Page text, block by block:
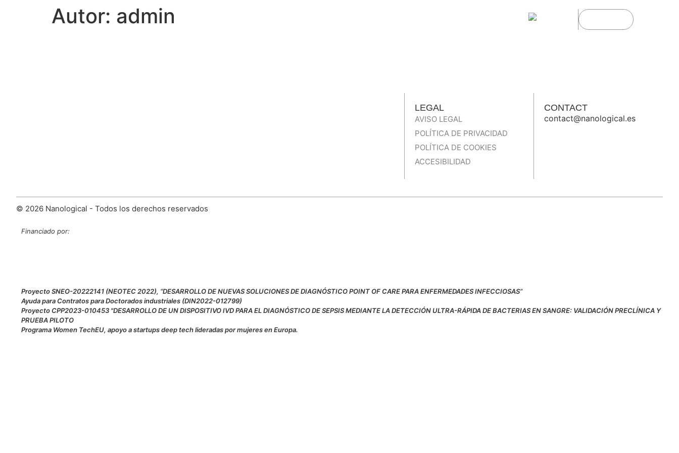
Autor: admin
LEGAL
AVISO LEGAL
POLÍTICA DE PRIVACIDAD
POLÍTICA DE COOKIES
ACCESIBILIDAD
CONTACT
contact@nanological.es
© 2026 Nanological - Todos los derechos reservados
Financiado por:
Proyecto SNEO-20222141 (NEOTEC 2022), “DESARROLLO DE NUEVAS SOLUCIONES DE DIAGNÓSTICO POINT OF CARE PARA ENFERMEDADES INFECCIOSAS”
Ayuda para Contratos para Doctorados industriales (DIN2022-012799)
Proyecto CPP2023-010453 "DESARROLLO DE UN DISPOSITIVO IVD PARA EL DIAGNÓSTICO DE SEPSIS MEDIANTE LA DETECCIÓN ULTRA-RÁPIDA DE BACTERIAS EN SANGRE: VALIDACIÓN PRECLÍNICA Y
PRUEBA PILOTO
Programa Women TechEU, apoyo a startups deep tech lideradas por mujeres en Europa.